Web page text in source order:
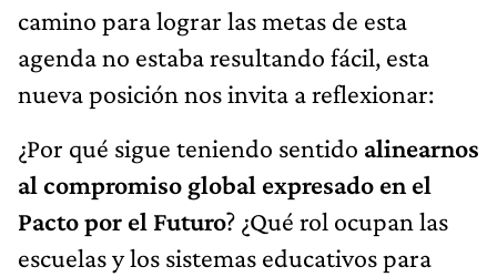
camino para lograr las metas de esta
agenda no estaba resultando fácil, esta
nueva posición nos invita a reflexionar:
¿Por qué sigue teniendo sentido alinearnos
al compromiso global expresado en el
Pacto por el Futuro? ¿Qué rol ocupan las
escuelas y los sistemas educativos para